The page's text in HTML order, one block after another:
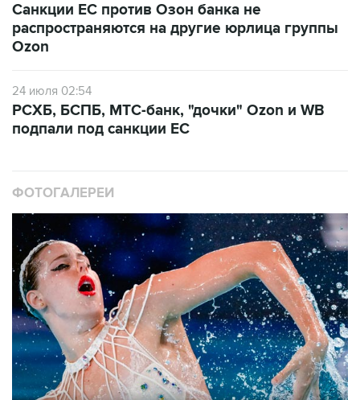
Санкции ЕС против Озон банка не
распространяются на другие юрлица группы
Ozon
24 июля 02:54
РСХБ, БСПБ, МТС-банк, "дочки" Ozon и WB
подпали под санкции ЕС
ФОТОГАЛЕРЕИ